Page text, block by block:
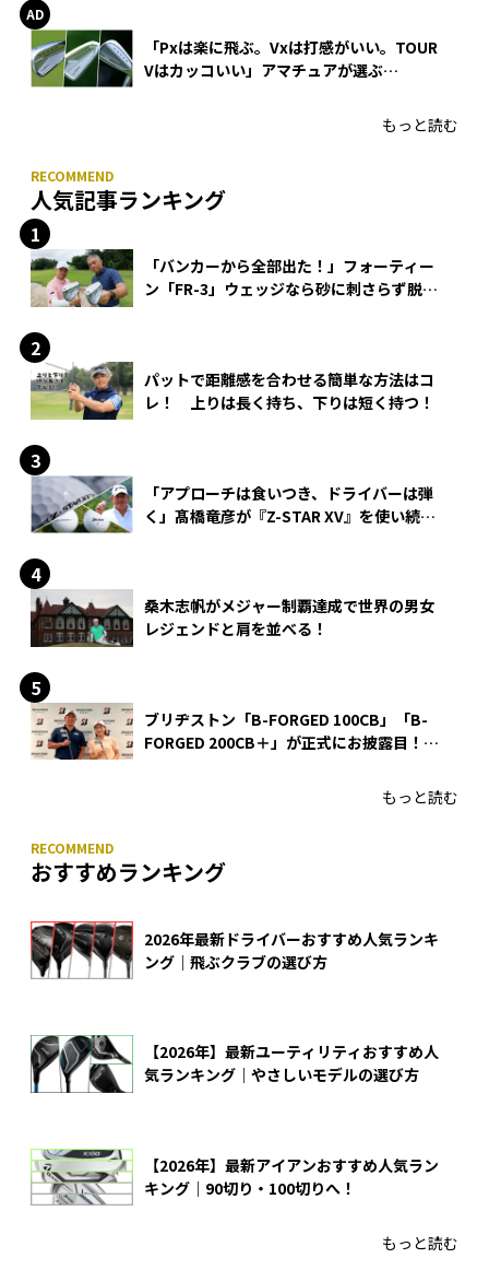
「Pxは楽に飛ぶ。Vxは打感がいい。TOUR
Vはカッコいい」アマチュアが選ぶ
もっと読む
人気記事ランキング
「バンカーから全部出た！」フォーティー
ン「FR-3」ウェッジなら砂に刺さらず脱出
パットで距離感を合わせる簡単な方法はコ
レ！ 上りは長く持ち、下りは短く持つ！
「アプローチは食いつき、ドライバーは弾
く」髙橋竜彦が『Z-STAR XV』を使い続け
桑木志帆がメジャー制覇達成で世界の男女
レジェンドと肩を並べる！
ブリヂストン「B-FORGED 100CB」「B-
FORGED 200CB＋」が正式にお披露目！
もっと読む
おすすめランキング
2026年最新ドライバーおすすめ人気ランキ
ング｜飛ぶクラブの選び方
【2026年】最新ユーティリティおすすめ人
気ランキング｜やさしいモデルの選び方
【2026年】最新アイアンおすすめ人気ラン
キング｜90切り・100切りへ！
もっと読む